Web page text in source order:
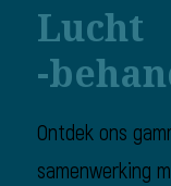
Lucht
-
Ontdek ons
samenwerking